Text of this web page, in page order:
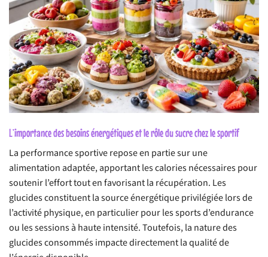
L’importance des besoins énergétiques et le rôle du sucre chez le sportif
La performance sportive repose en partie sur une
alimentation adaptée, apportant les calories nécessaires pour
soutenir l’effort tout en favorisant la récupération. Les
glucides constituent la source énergétique privilégiée lors de
l’activité physique, en particulier pour les sports d’endurance
ou les sessions à haute intensité. Toutefois, la nature des
glucides consommés impacte directement la qualité de